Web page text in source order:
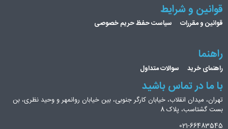
قوانین و شرایط
قوانین و مقررات سیاست حفظ حریم خصوصی
راهنما
راهنمای خرید سوالات متداول
با ما در تماس باشید
تهران، میدان انقلاب، خیابان کارگر جنوبی، بین خیابان روانمهر و وحید نظری، بن
بست گشتاسب، پلاک 8
021-66483545